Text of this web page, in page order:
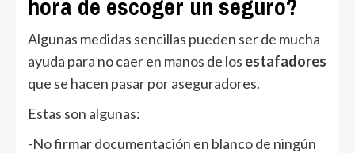
Algunas medidas sencillas pueden ser de mucha
ayuda para no caer en manos de los estafadores
que se hacen pasar por aseguradores.
Estas son algunas:
-No firmar documentación en blanco de ningún